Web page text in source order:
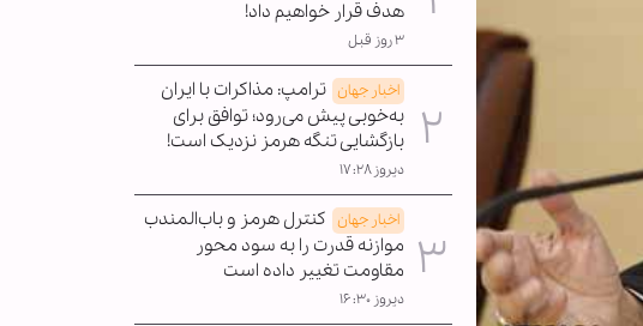
هدف قرار خواهیم داد!
۳ روز قبل
اخبار جهان ترامپ: مذاکرات با ایران
به‌خوبی پیش می‌رود؛ توافق برای
بازگشایی تنگه هرمز نزدیک است!
دیروز ۱۷:۲۸
اخبار جهان کنترل هرمز و باب‌المندب
موازنه قدرت را به سود محور
مقاومت تغییر داده است
دیروز ۱۶:۳۰